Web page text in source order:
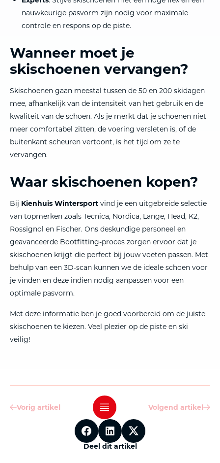
nauwkeurige pasvorm zijn nodig voor maximale
controle en respons op de piste.
Wanneer moet je
skischoenen vervangen?
Skischoenen gaan meestal tussen de 50 en 200 skidagen
mee, afhankelijk van de intensiteit van het gebruik en de
kwaliteit van de schoen. Als je merkt dat je schoenen niet
meer comfortabel zitten, de voering versleten is, of de
buitenkant scheuren vertoont, is het tijd om ze te
vervangen.
Waar skischoenen kopen?
Bij Kienhuis Wintersport vind je een uitgebreide selectie
van topmerken zoals Tecnica, Nordica, Lange, Head, K2,
Rossignol en Fischer. Ons deskundige personeel en
geavanceerde Bootfitting-proces zorgen ervoor dat je
skischoenen krijgt die perfect bij jouw voeten passen. Met
behulp van een 3D-scan kunnen we de ideale schoen voor
je vinden en deze indien nodig aanpassen voor een
optimale pasvorm.
Met deze informatie ben je goed voorbereid om de juiste
skischoenen te kiezen. Veel plezier op de piste en ski
veilig!
Vorig artikel
Vorig artikel Volgend artikel
Volgend artikel
Deel dit artikel